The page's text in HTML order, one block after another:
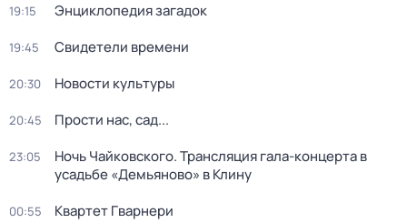
19:15 Энциклопедия загадок
19:45 Свидетели времени
20:30 Новости культуры
20:45 Прости нас, сад...
23:05
Ночь Чайковского. Трансляция гала-концерта в
усадьбе «Демьяново» в Клину
00:55 Квартет Гварнери